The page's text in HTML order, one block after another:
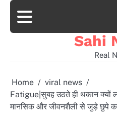
Skip
content
Sahi
Real
Home
viral news
Fatigue|सुबह उठते ही थकान क्यों
मानसिक और जीवनशैली से जुड़े छुपे